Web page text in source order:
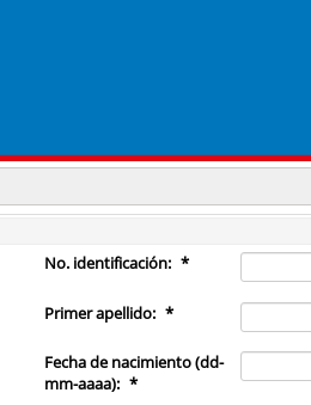
No. identificación: *
Primer apellido: *
Fecha de nacimiento (dd-
mm-aaaa): *